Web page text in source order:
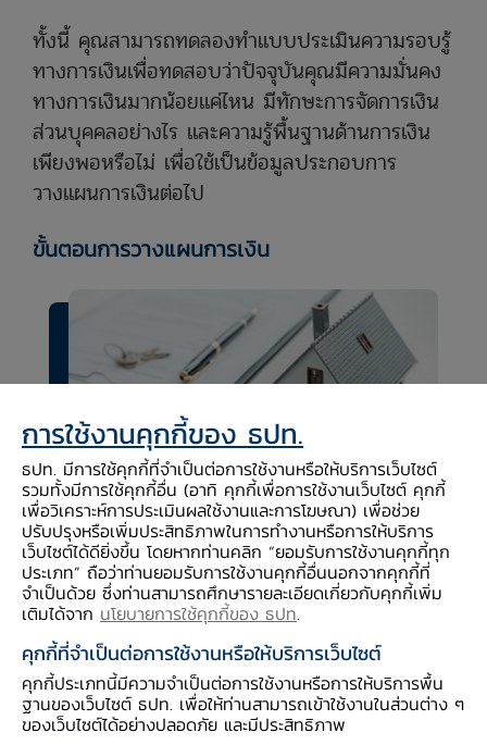
ทั้งนี้ คุณสามารถทดลองทำแบบประเมินความรอบรู้
ทางการเงินเพื่อทดสอบว่าปัจจุบันคุณมีความมั่นคง
ทางการเงินมากน้อยแค่ไหน มีทักษะการจัดการเงิน
ส่วนบุคคลอย่างไร และความรู้พื้นฐานด้านการเงิน
เพียงพอหรือไม่ เพื่อใช้เป็นข้อมูลประกอบการ
วางแผนการเงินต่อไป
ขั้นตอนการวางแผนการเงิน
1. ประเมินฐานะการเงิน
สิ่งที่สะท้อนฐานะทางการเงินที่แท้จริงของบุคคลไม่ใช่
สินทรัพย์ที่มีอยู่ แต่เป็น “ความมั่งคั่งสุทธิ”
สินทรัพย์ - หนี้สิน = ความมั่งคั่งสุทธิ
การใช้งานคุกกี้ของ ธปท.
ธปท. มีการใช้คุกกี้ที่จำเป็นต่อการใช้งานหรือให้บริการเว็บไซต์
รวมทั้งมีการใช้คุกกี้อื่น (อาทิ คุกกี้เพื่อการใช้งานเว็บไซต์ คุกกี้
เพื่อวิเคราะห์การประเมินผลใช้งานและการโฆษณา) เพื่อช่วย
ปรับปรุงหรือเพิ่มประสิทธิภาพในการทำงานหรือการให้บริการ
เว็บไซต์ได้ดียิ่งขึ้น โดยหากท่านคลิก “ยอมรับการใช้งานคุกกี้ทุก
ประเภท” ถือว่าท่านยอมรับการใช้งานคุกกี้อื่นนอกจากคุกกี้ที่
จำเป็นด้วย ซึ่งท่านสามารถศึกษารายละเอียดเกี่ยวกับคุกกี้เพิ่ม
เติมได้จาก นโยบายการใช้คุกกี้ของ ธปท.
คุกกี้ที่จำเป็นต่อการใช้งานหรือให้บริการเว็บไซต์
คุกกี้ประเภทนี้มีความจำเป็นต่อการใช้งานหรือการให้บริการพื้น
ฐานของเว็บไซต์ ธปท. เพื่อให้ท่านสามารถเข้าใช้งานในส่วนต่าง ๆ
ของเว็บไซต์ได้อย่างปลอดภัย และมีประสิทธิภาพ